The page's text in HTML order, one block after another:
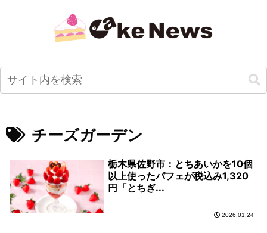
チーズガーデン
栃木県佐野市：とちあいかを10個
以上使ったパフェが税込み1,320
円「とちぎ...
2026.01.24